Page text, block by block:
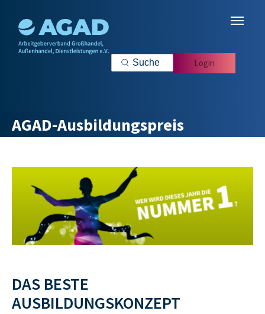
Login
AGAD-Ausbildungspreis
DAS BESTE
AUSBILDUNGSKONZEPT